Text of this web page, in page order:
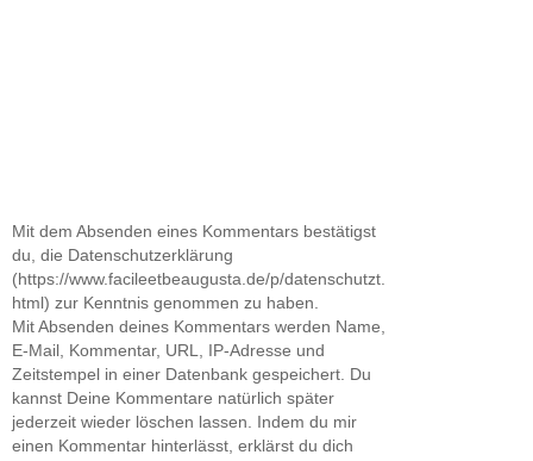
Mit dem Absenden eines Kommentars bestätigst
du, die Datenschutzerklärung
(https://www.facileetbeaugusta.de/p/datenschutzt.
html) zur Kenntnis genommen zu haben.
Mit Absenden deines Kommentars werden Name,
E-Mail, Kommentar, URL, IP-Adresse und
Zeitstempel in einer Datenbank gespeichert. Du
kannst Deine Kommentare natürlich später
jederzeit wieder löschen lassen. Indem du mir
einen Kommentar hinterlässt, erklärst du dich